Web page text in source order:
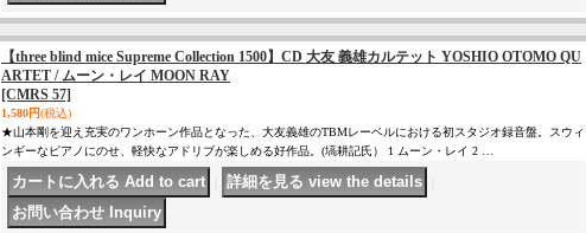
【three blind mice Supreme Collection 1500】CD 大友 義雄カルテット YOSHIO OTOMO QU
ARTET / ムーン・レイ MOON RAY
[CMRS 57]
1,580円(税込)
★山本剛を迎え充実のワンホーン作品となった、大友義雄のTBMレーベルにおける初スタジオ録音盤。スウィ
ンギーなピアノにのせ、軽快なアドリブが楽しめる好作品。(塙耕記氏） 1 ムーン・レイ 2 …